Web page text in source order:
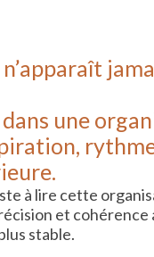
dans une
à lire cette
et cohérence
stable.